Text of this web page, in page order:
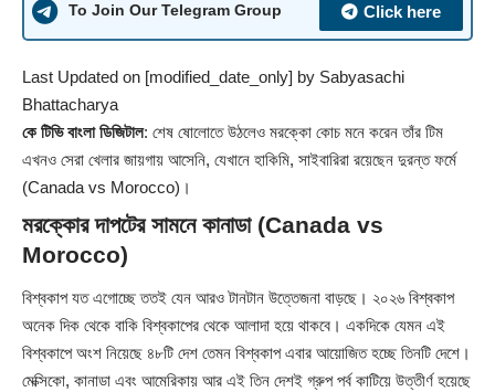
To Join Our Telegram Group Click here
Last Updated on [modified_date_only] by Sabyasachi
Bhattacharya
কে টিভি বাংলা ডিজিটাল: শেষ ষোলোতে উঠলেও মরক্কো কোচ মনে করেন তাঁর টিম
এখনও সেরা খেলার জায়গায় আসেনি, যেখানে হাকিমি, সাইবারিরা রয়েছেন দুরন্ত ফর্মে
(Canada vs Morocco)।
মরক্কোর দাপটের সামনে কানাডা (Canada vs
Morocco)
বিশ্বকাপ যত এগোচ্ছে ততই যেন আরও টানটান উত্তেজনা বাড়ছে। ২০২৬ বিশ্বকাপ
অনেক দিক থেকে বাকি বিশ্বকাপের থেকে আলাদা হয়ে থাকবে। একদিকে যেমন এই
বিশ্বকাপে অংশ নিয়েছে ৪৮টি দেশ তেমন বিশ্বকাপ এবার আয়োজিত হচ্ছে তিনটি দেশে।
মেক্সিকো, কানাডা এবং আমেরিকায় আর এই তিন দেশই গ্রুপ পর্ব কাটিয়ে উত্তীর্ণ হয়েছে